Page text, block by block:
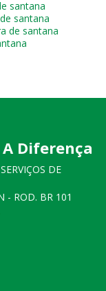
santana
santana
de santana
A Diferença
DE
- ROD. BR 101